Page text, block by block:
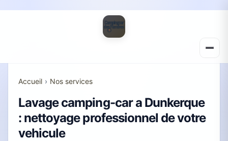
Accueil › Nos services
Lavage camping-car a Dunkerque
: nettoyage professionnel de votre
vehicule